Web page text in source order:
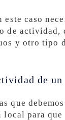
este caso
de actividad,
y otro tipo
de
que
local para que